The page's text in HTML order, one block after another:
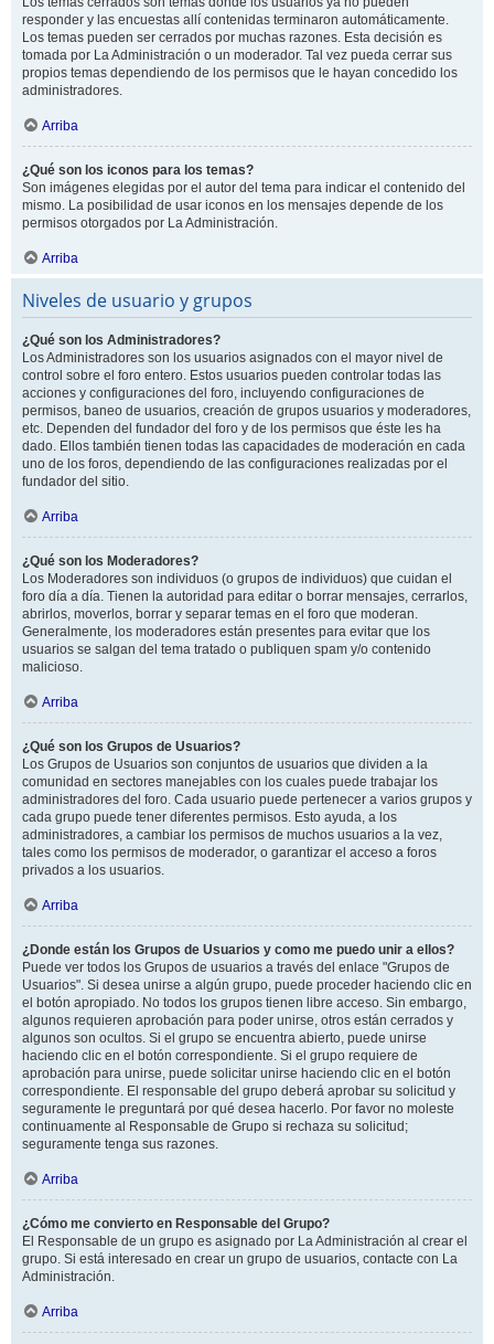
responder y las encuestas allí contenidas terminaron automáticamente.
Los temas pueden ser cerrados por muchas razones. Esta decisión es
tomada por La Administración o un moderador. Tal vez pueda cerrar sus
propios temas dependiendo de los permisos que le hayan concedido los
administradores.
Arriba
¿Qué son los iconos para los temas?
Son imágenes elegidas por el autor del tema para indicar el contenido del
mismo. La posibilidad de usar iconos en los mensajes depende de los
permisos otorgados por La Administración.
Arriba
Niveles de usuario y grupos
¿Qué son los Administradores?
Los Administradores son los usuarios asignados con el mayor nivel de
control sobre el foro entero. Estos usuarios pueden controlar todas las
acciones y configuraciones del foro, incluyendo configuraciones de
permisos, baneo de usuarios, creación de grupos usuarios y moderadores,
etc. Dependen del fundador del foro y de los permisos que éste les ha
dado. Ellos también tienen todas las capacidades de moderación en cada
uno de los foros, dependiendo de las configuraciones realizadas por el
fundador del sitio.
Arriba
¿Qué son los Moderadores?
Los Moderadores son individuos (o grupos de individuos) que cuidan el
foro día a día. Tienen la autoridad para editar o borrar mensajes, cerrarlos,
abrirlos, moverlos, borrar y separar temas en el foro que moderan.
Generalmente, los moderadores están presentes para evitar que los
usuarios se salgan del tema tratado o publiquen spam y/o contenido
malicioso.
Arriba
¿Qué son los Grupos de Usuarios?
Los Grupos de Usuarios son conjuntos de usuarios que dividen a la
comunidad en sectores manejables con los cuales puede trabajar los
administradores del foro. Cada usuario puede pertenecer a varios grupos y
cada grupo puede tener diferentes permisos. Esto ayuda, a los
administradores, a cambiar los permisos de muchos usuarios a la vez,
tales como los permisos de moderador, o garantizar el acceso a foros
privados a los usuarios.
Arriba
¿Donde están los Grupos de Usuarios y como me puedo unir a ellos?
Puede ver todos los Grupos de usuarios a través del enlace "Grupos de
Usuarios". Si desea unirse a algún grupo, puede proceder haciendo clic en
el botón apropiado. No todos los grupos tienen libre acceso. Sin embargo,
algunos requieren aprobación para poder unirse, otros están cerrados y
algunos son ocultos. Si el grupo se encuentra abierto, puede unirse
haciendo clic en el botón correspondiente. Si el grupo requiere de
aprobación para unirse, puede solicitar unirse haciendo clic en el botón
correspondiente. El responsable del grupo deberá aprobar su solicitud y
seguramente le preguntará por qué desea hacerlo. Por favor no moleste
continuamente al Responsable de Grupo si rechaza su solicitud;
seguramente tenga sus razones.
Arriba
¿Cómo me convierto en Responsable del Grupo?
El Responsable de un grupo es asignado por La Administración al crear el
grupo. Si está interesado en crear un grupo de usuarios, contacte con La
Administración.
Arriba